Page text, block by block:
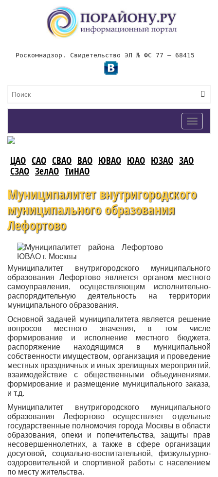
Роскомнадзор. Свидетельство ЭЛ № ФС 77 – 68415
Toggle
ЦАО САО СВАО ВАО ЮВАО ЮАО ЮЗАО ЗАО
СЗАО ЗелАО ТиНАО
Муниципалитет внутригородского
муниципального образования
Лефортово
Муниципалитет внутригородского муниципального
образования Лефортово является органом местного
самоуправления, осуществляющим исполнительно-
распорядительную деятельность на территории
муниципального образования.
Основной задачей муниципалитета является решение
вопросов местного значения, в том числе
формирование и исполнение местного бюджета,
распоряжение находящимся в муниципальной
собственности имуществом, организация и проведение
местных праздничных и иных зрелищных мероприятий,
взаимодействие с общественными объединениями,
формирование и размещение муниципального заказа,
и т.д.
Муниципалитет внутригородского муниципального
образования Лефортово осуществляет отдельные
государственные полномочия города Москвы в области
образования, опеки и попечительства, защиты прав
несовершеннолетних, а также в сфере организации
досуговой, социально-воспитательной, физкультурно-
оздоровительной и спортивной работы с населением
по месту жительства.